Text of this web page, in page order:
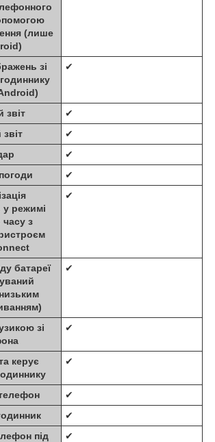
(лише
зі
✔
звіт
✔
звіт
✔
✔
✔
режимі
часу з
✔
батареї
✔
зі
✔
керує
✔
✔
✔
під
✔